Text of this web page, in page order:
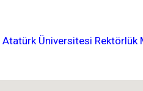
Atatürk Üniversitesi Rektörlük